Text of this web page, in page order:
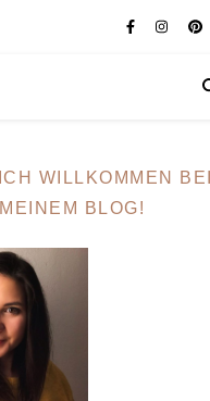
WILLKOMMEN BEI
MEINEM BLOG!